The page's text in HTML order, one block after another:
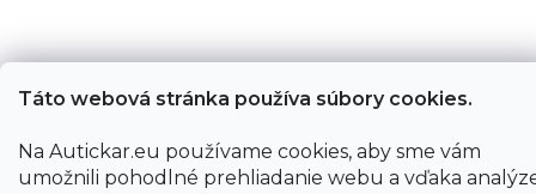
Táto webová stránka používa súbory cookies.
Na Autickar.eu používame cookies, aby sme vám
umožnili pohodlné prehliadanie webu a vďaka